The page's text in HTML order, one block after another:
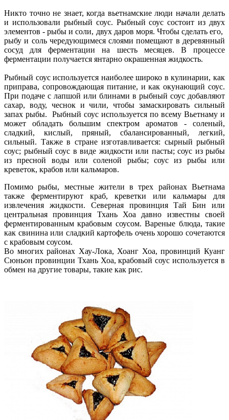
Никто точно не знает, когда вьетнамские люди начали делать
и использовали рыбный соус. Рыбный соус состоит из двух
элементов - рыбы и соли, двух даров моря. Чтобы сделать его,
рыбу и соль чередующимеся слоями помещают в деревянный
сосуд для ферментации на шесть месяцев. В процессе
ферментации получается янтарно окрашенная жидкость.
Рыбный соус используется наиболее широко в кулинарии, как
приправа, сопровождающая питание, и как окунающий соус.
При подаче с лапшой или блинами в рыбный соус добавляют
сахар, воду, чеснок и чили, чтобы замаскировать сильный
запах рыбы. Рыбный соус используется по всему Вьетнаму и
может обладать большим спектром ароматов - соленый,
сладкий, кислый, пряный, сбалансированный, легкий,
сильный. Также в стране изготавливается: сырный рыбный
соус; рыбный соус в виде жидкости или пасты; соус из рыбы
из пресной воды или соленой рыбы; соус из рыбы или
креветок, крабов или кальмаров.
Помимо рыбы, местные жители в трех районах Вьетнама
также ферментируют краб, креветки или кальмары для
извлечения жидкости. Северная провинция Тай Бин или
центральная провинция Тхань Хоа давно известны своей
ферментированным крабовым соусом. Вареные блюда, такие
как свинина или сладкий картофель очень хорошо сочетаются
с крабовым соусом.
Во многих районах Хау-Лока, Хоанг Хоа, провинций Куанг
Сюньон провинции Тхань Хоа, крабовый соус используется в
обмен на другие товары, такие как рис.